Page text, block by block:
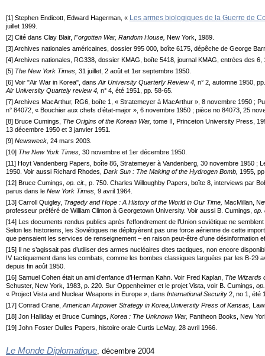
[1] Stephen Endicott, Edward Hagerman, « Les armes biologiques de la Guerre de
juillet 1999.
[2] Cité dans Clay Blair, Forgotten War, Random House, New York, 1989.
[3] Archives nationales américaines, dossier 995 000, boîte 6175, dépêche de George
[4] Archives nationales, RG338, dossier KMAG, boîte 5418, journal KMAG, entrées des 6,
[5] The New York Times, 31 juillet, 2 août et 1er septembre 1950.
[6] Voir "Air War in Korea", dans Air University Quarterly Review 4, n° 2, automne 1950,
Air University Quartely review 4, n° 4, été 1951, pp. 58-65.
[7] Archives MacArthur, RG6, boîte 1, « Stratemeyer à MacArthur », 8 novembre 1950 ;
n° 84072, « Bouchier aux chefs d’état-major », 6 novembre 1950 ; pièce no 84073, 25
[8] Bruce Cumings, The Origins of the Korean War, tome II, Princeton University Press,
13 décembre 1950 et 3 janvier 1951.
[9] Newsweek, 24 mars 2003.
[10] The New York Times, 30 novembre et 1er décembre 1950.
[11] Hoyt Vandenberg Papers, boîte 86, Stratemeyer à Vandenberg, 30 novembre 1950 ;
1950. Voir aussi Richard Rhodes, Dark Sun : The Making of the Hydrogen Bomb, 1955,
[12] Bruce Cumings, op. cit.,
p. 750. Charles Willoughby Papers, boîte 8, interviews par
parus dans le New York Times, 9 avril 1964.
[13] Carroll Quigley, Tragedy and Hope : A History of the World in Our Time, MacMillan,
professeur préféré de William Clinton à Georgetown University. Voir aussi B. Cumings, op.
[14] Les documents rendus publics après l’effondrement de l’Union soviétique ne
Selon les historiens, les Soviétiques ne déployèrent pas une force aérienne de cette
que pensaient les services de renseignement – en raison peut-être d’une désinformation
[15] Il ne s’agissait pas d’utiliser des armes nucléaires dites tactiques, non encore
IV tactiquement dans les combats, comme les bombes classiques larguées par les B-29
depuis fin août 1950.
[16] Samuel Cohen était un ami d’enfance d’Herman Kahn. Voir Fred Kaplan, The Wizards
Schuster, New York, 1983, p. 220. Sur Oppenheimer et le projet Vista, voir B. Cumings,
« Project Vista and Nuclear Weapons in Europe », dans International Security 2, no 1, été
[17] Conrad Crane, American Airpower Strategy in Korea, University Press of Kansas,
[18] Jon Halliday et Bruce Cumings, Korea : The Unknown War, Pantheon Books, New
[19] John Foster Dulles Papers, histoire orale Curtis LeMay, 28 avril 1966.
Le Monde Diplomatique , décembre 2004